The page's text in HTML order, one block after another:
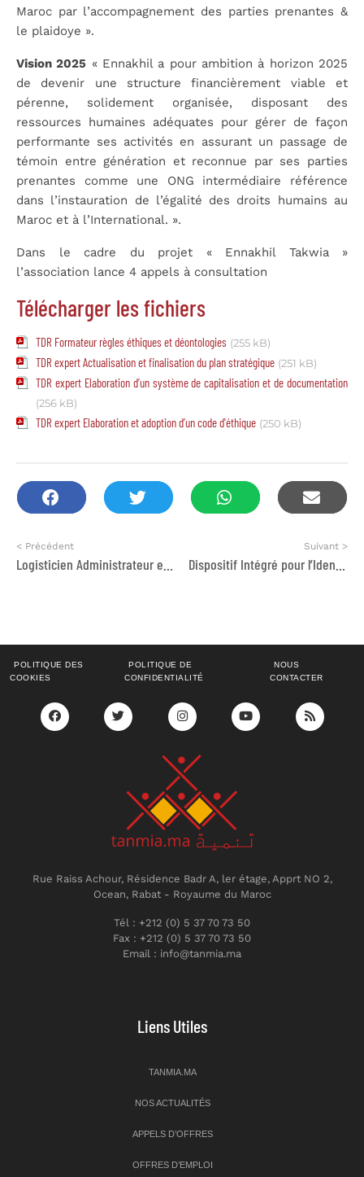
Maroc par l’accompagnement des parties prenantes &
le plaidoye ».
Vision 2025 « Ennakhil a pour ambition à horizon 2025
de devenir une structure financièrement viable et
pérenne, solidement organisée, disposant des
ressources humaines adéquates pour gérer de façon
performante ses activités en assurant un passage de
témoin entre génération et reconnue par ses parties
prenantes comme une ONG intermédiaire référence
dans l’instauration de l’égalité des droits humains au
Maroc et à l’International. ».
Dans le cadre du projet « Ennakhil Takwia »
l’association lance 4 appels à consultation
Télécharger les fichiers
TDR Formateur règles éthiques et déontologies (255 kB)
TDR expert Actualisation et finalisation du plan stratégique (251 kB)
TDR expert Elaboration d’un système de capitalisation et de documentation
(256 kB)
TDR expert Elaboration et adoption d’un code d'éthique (250 kB)
< Précédent
Logisticien Administrateur et Finance- Opération tremblement de terre
Suivant >
Dispositif Intégré pour l’Identification, l’Orientation et l’ Accompagnement des Jeunes Décrocheurs
POLITIQUE DES
COOKIES
POLITIQUE DE
CONFIDENTIALITÉ
NOUS
CONTACTER
Rue Raiss Achour, Résidence Badr A, ler étage, Apprt NO 2,
Ocean, Rabat - Royaume du Maroc
Tél : +212 (0) 5 37 70 73 50
Fax : +212 (0) 5 37 70 73 50
Email : info@tanmia.ma
Liens Utiles
TANMIA.MA
NOS ACTUALITÉS
APPELS D’OFFRES
OFFRES D’EMPLOI